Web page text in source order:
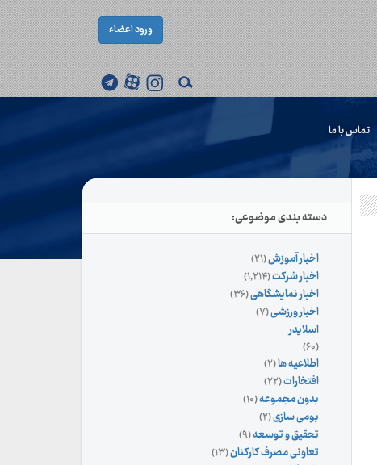
ورود اعضاء
تماس با ما
دسته بندی موضوعی:
اخبار آموزش(۲۱)
اخبار شرکت(۱,۲۱۴)
اخبار نمایشگاهی(۳۶)
اخبار ورزشی(۷)
اسلایدر
(۶۰)
اطلاعیه ها(۲)
افتخارات(۲۲)
بدون مجموعه(۱۰)
بومی سازی(۲)
تحقیق و توسعه(۹)
تعاونی مصرف کارکنان(۱۳)